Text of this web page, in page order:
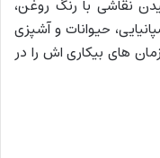
نقاشی با رنگ روغن،
حیوانات و آشپزی
های بیکاری اش را در